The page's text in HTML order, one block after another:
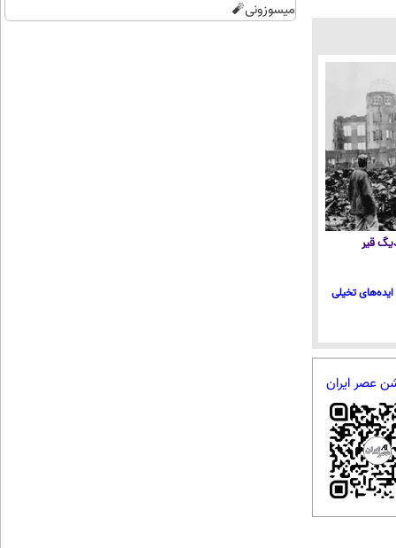
دیگ قیر
تخیلی
عصر ایران
میسوزونی🧨